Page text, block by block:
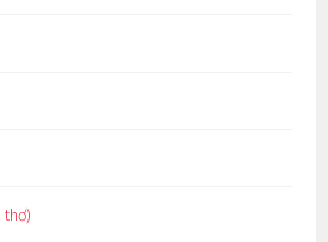
thơ)